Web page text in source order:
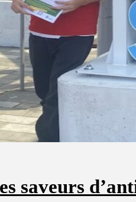
saveurs